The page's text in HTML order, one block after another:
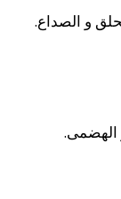
و الصداع.
الهضمى.